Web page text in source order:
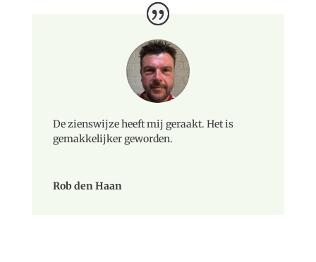
De zienswijze heeft mij geraakt. Het is
gemakkelijker geworden.
Rob den Haan